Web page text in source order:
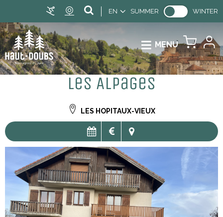
EN SUMMER WINTER
MENU
Les Alpages
LES HOPITAUX-VIEUX